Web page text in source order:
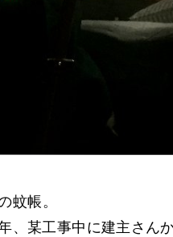
蚊帳。
、某工事中に建主さん